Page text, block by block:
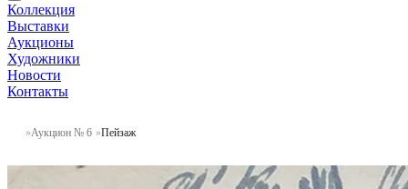
Коллекция
Выставки
Аукционы
Художники
Новости
Контакты
Аукцион № 6 Пейзаж